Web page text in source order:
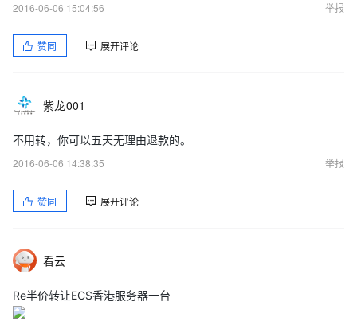
2016-06-06 15:04:56
举报
赞同 展开评论
紫龙001
不用转，你可以五天无理由退款的。
2016-06-06 14:38:35
举报
赞同 展开评论
看云
Re半价转让ECS香港服务器一台